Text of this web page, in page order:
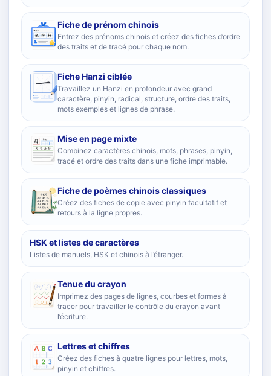
Fiche de prénom chinois
Entrez des prénoms chinois et créez des fiches d’ordre
des traits et de tracé pour chaque nom.
Fiche Hanzi ciblée
Travaillez un Hanzi en profondeur avec grand
caractère, pinyin, radical, structure, ordre des traits,
mots exemples et lignes de phrase.
Mise en page mixte
Combinez caractères chinois, mots, phrases, pinyin,
tracé et ordre des traits dans une fiche imprimable.
Fiche de poèmes chinois classiques
Créez des fiches de copie avec pinyin facultatif et
retours à la ligne propres.
HSK et listes de caractères
Listes de manuels, HSK et chinois à l’étranger.
Tenue du crayon
Imprimez des pages de lignes, courbes et formes à
tracer pour travailler le contrôle du crayon avant
l’écriture.
Lettres et chiffres
Créez des fiches à quatre lignes pour lettres, mots,
pinyin et chiffres.